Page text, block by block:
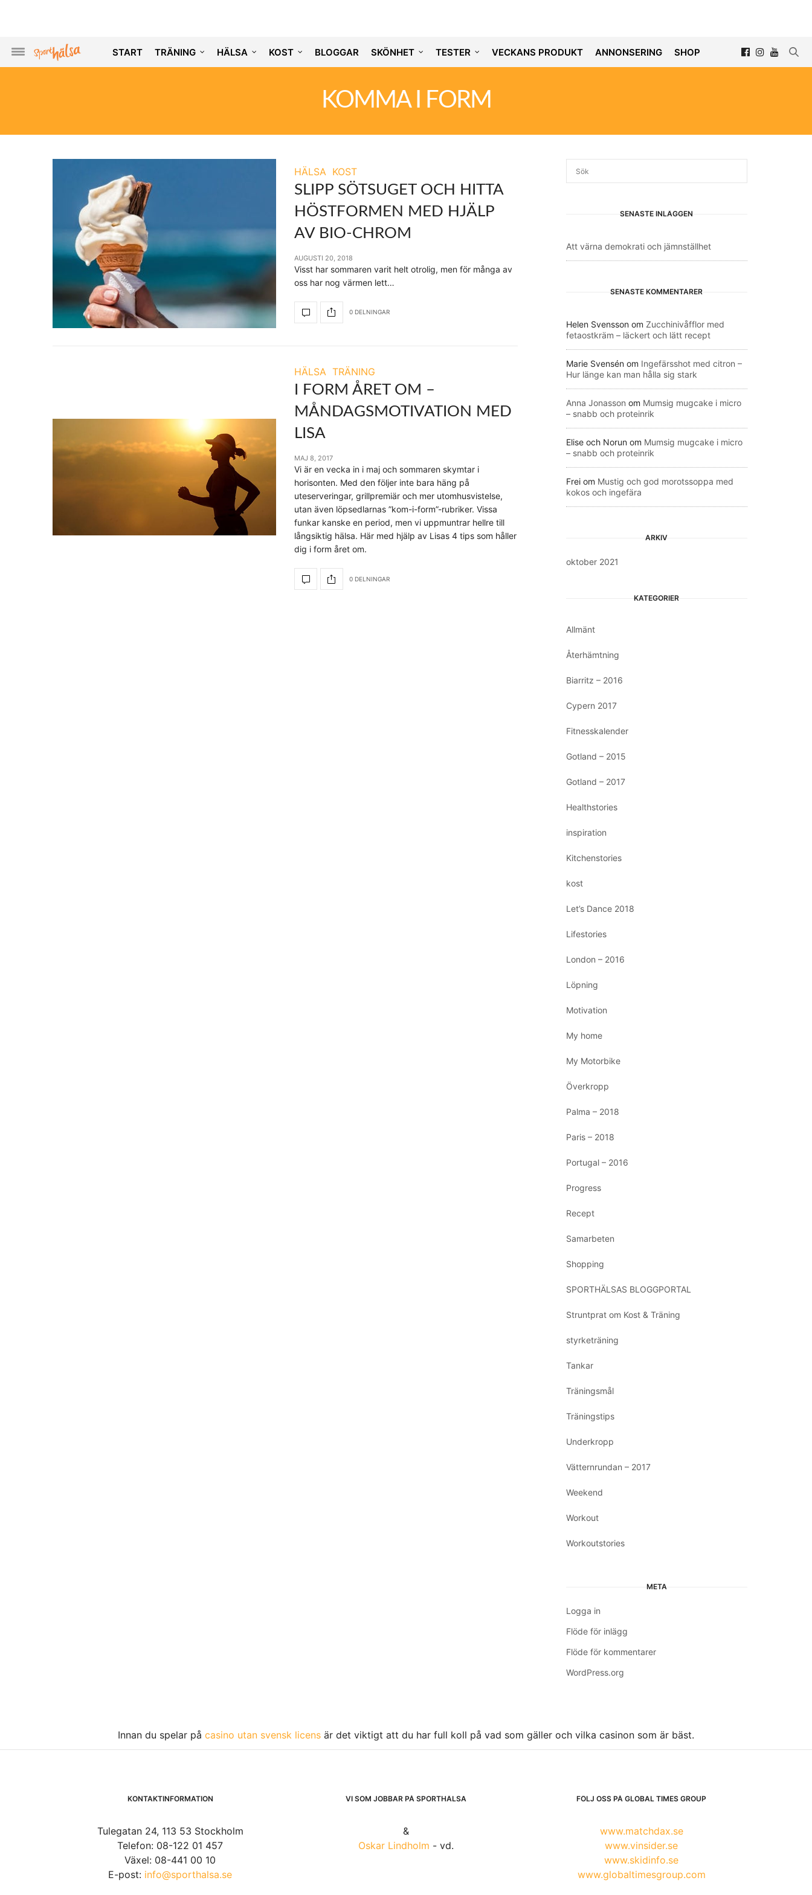
START TRÄNING HÄLSA KOST BLOGGAR SKÖNHET TESTER VECKANS PRODUKT ANNONSERING SHOP
KOMMA I FORM
HÄLSA KOST
SLIPP SÖTSUGET OCH HITTA
HÖSTFORMEN MED HJÄLP
AV BIO-CHROM
AUGUSTI 20, 2018
Visst har sommaren varit helt otrolig, men för många av
oss har nog värmen lett…
0 DELNINGAR
HÄLSA TRÄNING
I FORM ÅRET OM –
MÅNDAGSMOTIVATION MED
LISA
MAJ 8, 2017
Vi är en vecka in i maj och sommaren skymtar i
horisonten. Med den följer inte bara häng på
uteserveringar, grillpremiär och mer utomhusvistelse,
utan även löpsedlarnas ”kom-i-form”-rubriker. Vissa
funkar kanske en period, men vi uppmuntrar hellre till
långsiktig hälsa. Här med hjälp av Lisas 4 tips som håller
dig i form året om.
0 DELNINGAR
SENASTE INLÄGGEN
Att värna demokrati och jämnställhet
SENASTE KOMMENTARER
Helen Svensson om Zucchinivåfflor med
fetaostkräm – läckert och lätt recept
Marie Svensén om Ingefärsshot med citron –
Hur länge kan man hålla sig stark
Anna Jonasson om Mumsig mugcake i micro
– snabb och proteinrik
Elise och Norun om Mumsig mugcake i micro
– snabb och proteinrik
Frei om Mustig och god morotssoppa med
kokos och ingefära
ARKIV
oktober 2021
KATEGORIER
Allmänt
Återhämtning
Biarritz – 2016
Cypern 2017
Fitnesskalender
Gotland – 2015
Gotland – 2017
Healthstories
inspiration
Kitchenstories
kost
Let’s Dance 2018
Lifestories
London – 2016
Löpning
Motivation
My home
My Motorbike
Överkropp
Palma – 2018
Paris – 2018
Portugal – 2016
Progress
Recept
Samarbeten
Shopping
SPORTHÄLSAS BLOGGPORTAL
Struntprat om Kost & Träning
styrketräning
Tankar
Träningsmål
Träningstips
Underkropp
Vätternrundan – 2017
Weekend
Workout
Workoutstories
META
Logga in
Flöde för inlägg
Flöde för kommentarer
WordPress.org
Innan du spelar på casino utan svensk licens är det viktigt att du har full koll på vad som gäller och vilka casinon som är bäst.
KONTAKTINFORMATION
Tulegatan 24, 113 53 Stockholm
Telefon: 08-122 01 457
Växel: 08-441 00 10
E-post: info@sporthalsa.se
VI SOM JOBBAR PÅ SPORTHÄLSA
&
Oskar Lindholm - vd.
FÖLJ OSS PÅ GLOBAL TIMES GROUP
www.matchdax.se
www.vinsider.se
www.skidinfo.se
www.globaltimesgroup.com